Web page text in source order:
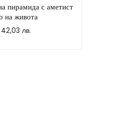
пирамида с аметист
на живота
лв.